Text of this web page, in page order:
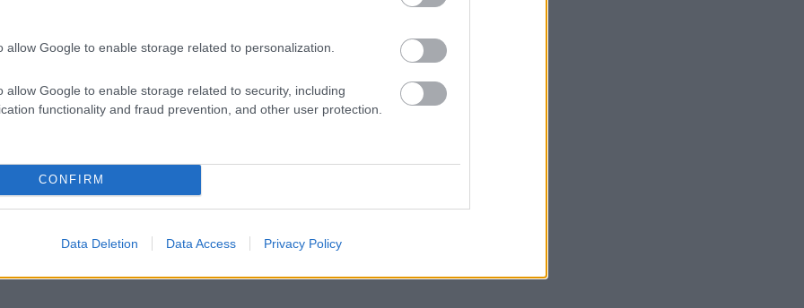
allow Google to enable storage related to personalization.
allow Google to enable storage related to security, including
functionality and fraud prevention, and other user protection.
CONFIRM
Data Deletion Data Access Privacy Policy
μπαίνει στη… ζωή της EuroLeague,
χρόνια στα play-offs του ΝΒΑ και έχει